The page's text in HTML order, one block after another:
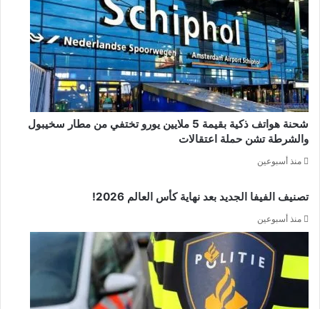
شحنة هواتف ذكية بقيمة 5 ملايين يورو تختفي من مطار سخيبول
والشرطة تشن حملة اعتقالات
منذ أسبوعين
تصنيف الفيفا الجديد بعد نهاية كأس العالم 2026!
منذ أسبوعين